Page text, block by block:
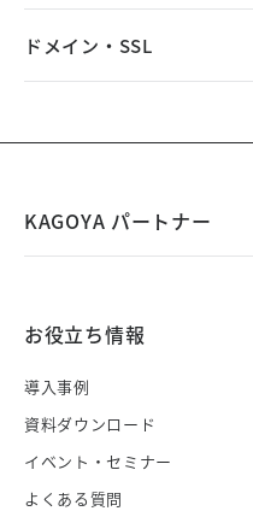
ドメイン・SSL
KAGOYA パートナー
お役立ち情報
導入事例
資料ダウンロード
イベント・セミナー
よくある質問